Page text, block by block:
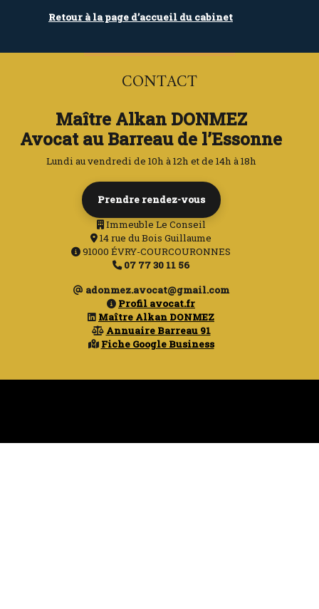
Retour à la page d’accueil du cabinet
CONTACT
Maître Alkan DONMEZ
Avocat au Barreau de l’Essonne
Lundi au vendredi de 10h à 12h et de 14h à 18h
Prendre rendez-vous
Immeuble Le Conseil
14 rue du Bois Guillaume
91000 ÉVRY-COURCOURONNES
07 77 30 11 56
adonmez.avocat@gmail.com
Profil avocat.fr
Maître Alkan DONMEZ
Annuaire Barreau 91
Fiche Google Business